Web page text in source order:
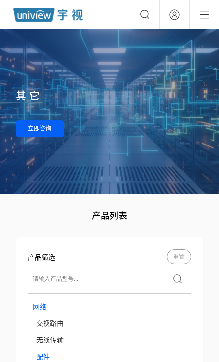
其它
立即咨询
产品列表
产品筛选 重置
网络
交换路由
无线传输
配件